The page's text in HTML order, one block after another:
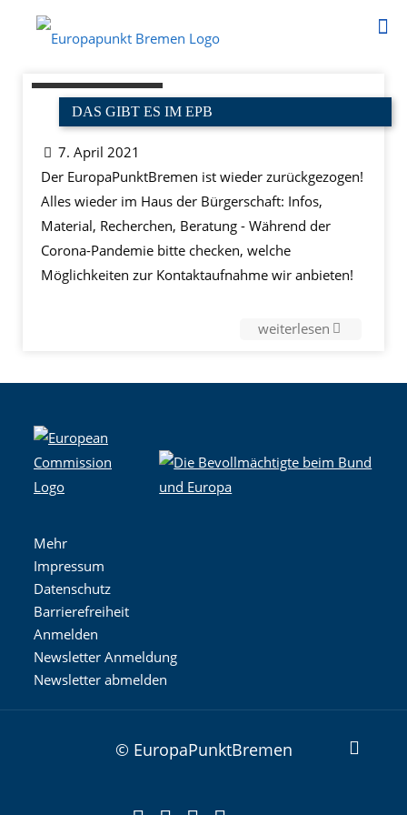
DAS GIBT ES IM EPB
7. April 2021
Der EuropaPunktBremen ist wieder zurückgezogen!
Alles wieder im Haus der Bürgerschaft: Infos,
Material, Recherchen, Beratung - Während der
Corona-Pandemie bitte checken, welche
Möglichkeiten zur Kontaktaufnahme wir anbieten!
weiterlesen
Mehr
Impressum
Datenschutz
Barrierefreiheit
Anmelden
Newsletter Anmeldung
Newsletter abmelden
© EuropaPunktBremen